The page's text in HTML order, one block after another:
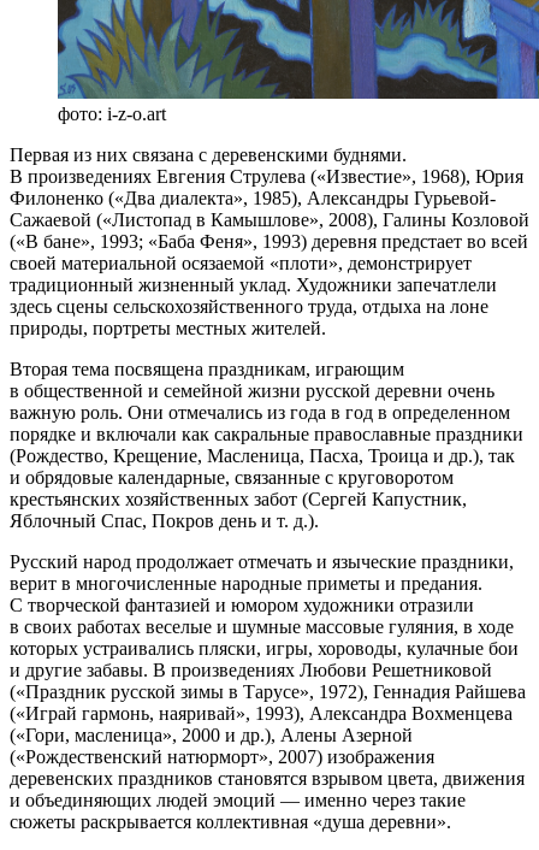
фото: i-z-o.art
Первая из них связана с деревенскими буднями.
В произведениях Евгения Струлева («Известие», 1968), Юрия
Филоненко («Два диалекта», 1985), Александры Гурьевой-
Сажаевой («Листопад в Камышлове», 2008), Галины Козловой
(«В бане», 1993; «Баба Феня», 1993) деревня предстает во всей
своей материальной осязаемой «плоти», демонстрирует
традиционный жизненный уклад. Художники запечатлели
здесь сцены сельскохозяйственного труда, отдыха на лоне
природы, портреты местных жителей.
Вторая тема посвящена праздникам, играющим
в общественной и семейной жизни русской деревни очень
важную роль. Они отмечались из года в год в определенном
порядке и включали как сакральные православные праздники
(Рождество, Крещение, Масленица, Пасха, Троица и др.), так
и обрядовые календарные, связанные с круговоротом
крестьянских хозяйственных забот (Сергей Капустник,
Яблочный Спас, Покров день и т. д.).
Русский народ продолжает отмечать и языческие праздники,
верит в многочисленные народные приметы и предания.
С творческой фантазией и юмором художники отразили
в своих работах веселые и шумные массовые гуляния, в ходе
которых устраивались пляски, игры, хороводы, кулачные бои
и другие забавы. В произведениях Любови Решетниковой
(«Праздник русской зимы в Тарусе», 1972), Геннадия Райшева
(«Играй гармонь, наяривай», 1993), Александра Вохменцева
(«Гори, масленица», 2000 и др.), Алены Азерной
(«Рождественский натюрморт», 2007) изображения
деревенских праздников становятся взрывом цвета, движения
и объединяющих людей эмоций — именно через такие
сюжеты раскрывается коллективная «душа деревни».